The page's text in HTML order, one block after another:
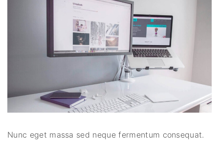
Nunc eget massa sed neque fermentum consequat.